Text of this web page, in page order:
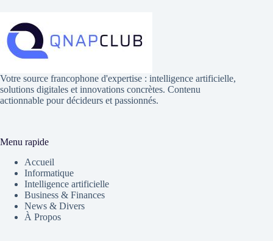
Votre source francophone d'expertise : intelligence artificielle,
solutions digitales et innovations concrètes. Contenu
actionnable pour décideurs et passionnés.
Menu rapide
Accueil
Informatique
Intelligence artificielle
Business & Finances
News & Divers
À Propos